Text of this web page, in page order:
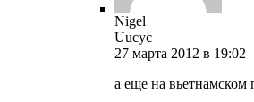
Nigel
Uucyc
27 марта 2012 в 19:02
а еще на вьетнамском